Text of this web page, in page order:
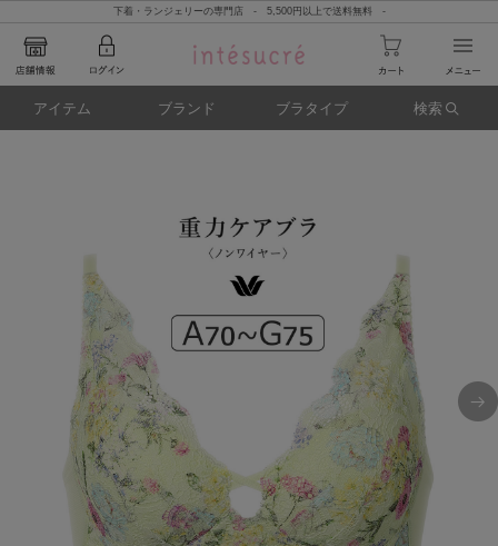
下着・ランジェリーの専門店 - 5,500円以上で送料無料 -
アイテム ブランド ブラタイプ 検索